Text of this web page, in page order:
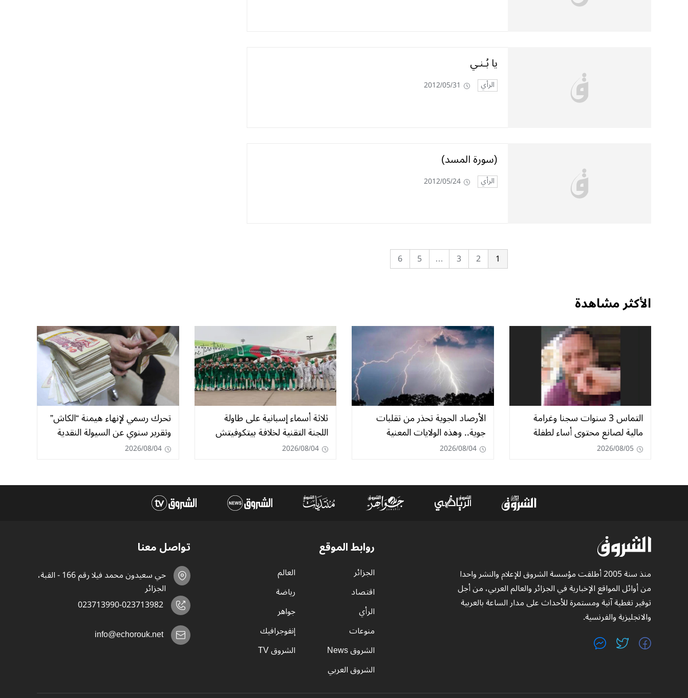
يا بُـنـي
الرأي 2012/05/31
(سورة المسد)
الرأي 2012/05/24
1
2
3
…
5
6
الأكثر مشاهدة
التماس 3 سنوات سجنا وغرامة
مالية لصانع محتوى أساء لطفلة
2026/08/05
الأرصاد الجوية تحذر من تقلبات
جوية.. وهذه الولايات المعنية
2026/08/04
ثلاثة أسماء إسبانية على طاولة
اللجنة التقنية لخلافة بيتكوفيتش
2026/08/04
تحرك رسمي لإنهاء هيمنة “الكاش”
وتقرير سنوي عن السيولة النقدية
2026/08/04
منذ سنة 2005 أطلقت مؤسسة الشروق للإعلام والنشر واحدا
من أوائل المواقع الإخبارية في الجزائر والعالم العربي، من أجل
توفير تغطية آنية ومستمرة للأحداث على مدار الساعة بالعربية
والانجليزية والفرنسية.
روابط الموقع
الجزائر
العالم
اقتصاد
رياضة
الرأي
جواهر
منوعات
إنفوجرافيك
الشروق News
الشروق TV
الشروق العربي
تواصل معنا
حي سعيدون محمد فيلا رقم 166 - القبة،
الجزائر
023713990-023713982
info@echorouk.net